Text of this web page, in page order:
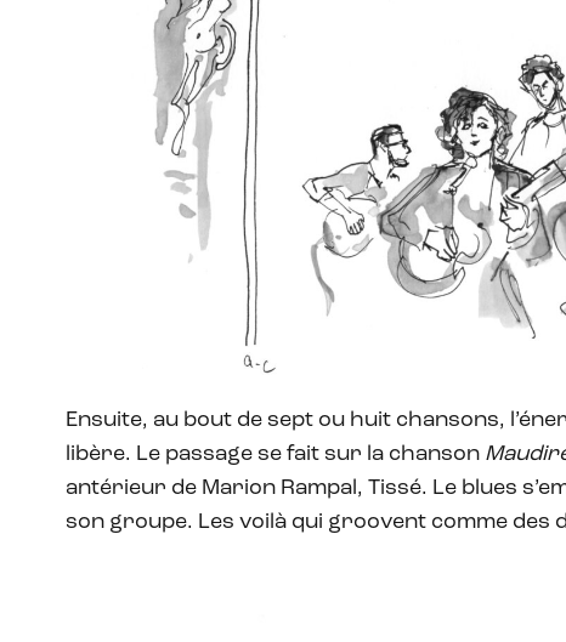
Ensuite, au bout de sept ou huit chansons,
libère. Le passage se fait sur la chanson
antérieur de Marion Rampal, Tissé. Le blues
son groupe. Les voilà qui groovent comme des